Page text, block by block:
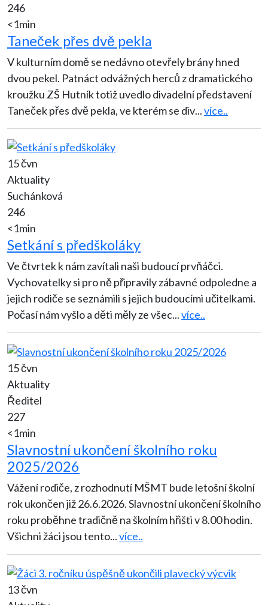
246
<1min
Taneček přes dvě pekla
V kulturním domě se nedávno otevřely brány hned
dvou pekel. Patnáct odvážných herců z dramatického
kroužku ZŠ Hutník totiž uvedlo divadelní představení
Taneček přes dvě pekla, ve kterém se div...více..
15 čvn
Aktuality
Suchánková
246
<1min
Setkání s předškoláky
Ve čtvrtek k nám zavítali naši budoucí prvňáčci.
Vychovatelky si pro ně připravily zábavné odpoledne a
jejich rodiče se seznámili s jejich budoucími učitelkami.
Počasí nám vyšlo a děti měly ze všec...více..
15 čvn
Aktuality
Ředitel
227
<1min
Slavnostní ukončení školního roku
2025/2026
Vážení rodiče, z rozhodnutí MŠMT bude letošní školní
rok ukončen již 26.6.2026. Slavnostní ukončení školního
roku proběhne tradičně na školním hřišti v 8.00 hodin.
Všichni žáci jsou tento...více..
13 čvn